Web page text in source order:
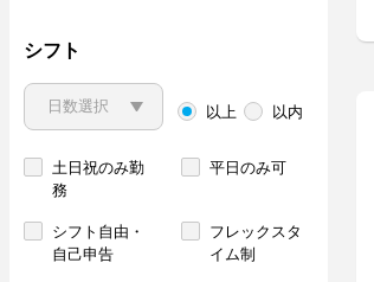
シフト
以上 以内
土日祝のみ勤
務
平日のみ可
シフト自由・
自己申告
フレックスタ
イム制